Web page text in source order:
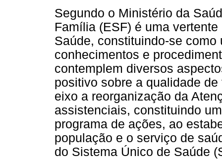
Segundo o Ministério da
Família (ESF) é uma
Saúde, constituindo-se
conhecimentos e
contemplem diversos
positivo sobre a qualidade
eixo a reorganização da
assistenciais, constituindo
programa de ações, ao
população e o serviço de
do Sistema Único de Saúde